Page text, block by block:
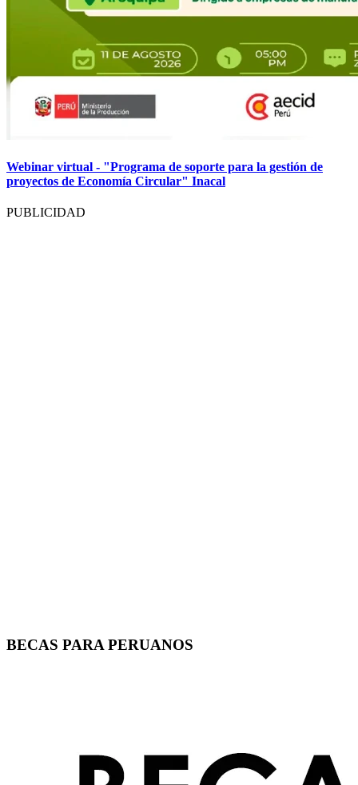
Webinar virtual - "Programa de soporte para la gestión de
proyectos de Economía Circular" Inacal
PUBLICIDAD
BECAS PARA PERUANOS